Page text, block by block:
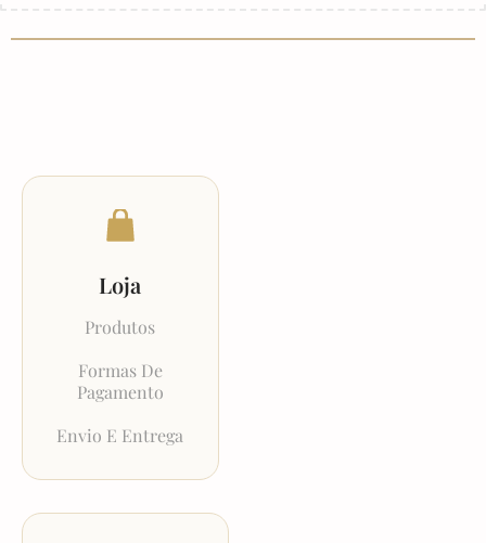
Loja
Produtos
Formas De
Pagamento
Envio E Entrega